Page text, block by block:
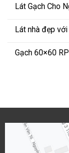
Lát Gạch Cho
Lát nhà đẹp
Gạch 60×60